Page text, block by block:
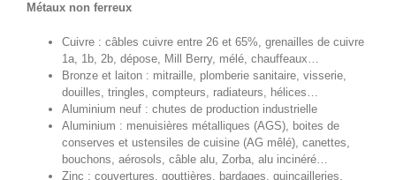
Métaux non ferreux
Cuivre : câbles cuivre entre 26 et 65%, grenailles de cuivre
1a, 1b, 2b, dépose, Mill Berry, mélé, chauffeaux…
Bronze et laiton : mitraille, plomberie sanitaire, visserie,
douilles, tringles, compteurs, radiateurs, hélices…
Aluminium neuf : chutes de production industrielle
Aluminium : menuisières métalliques (AGS), boites de
conserves et ustensiles de cuisine (AG mêlé), canettes,
bouchons, aérosols, câble alu, Zorba, alu incinéré…
Zinc : couvertures, gouttières, bardages, quincailleries,